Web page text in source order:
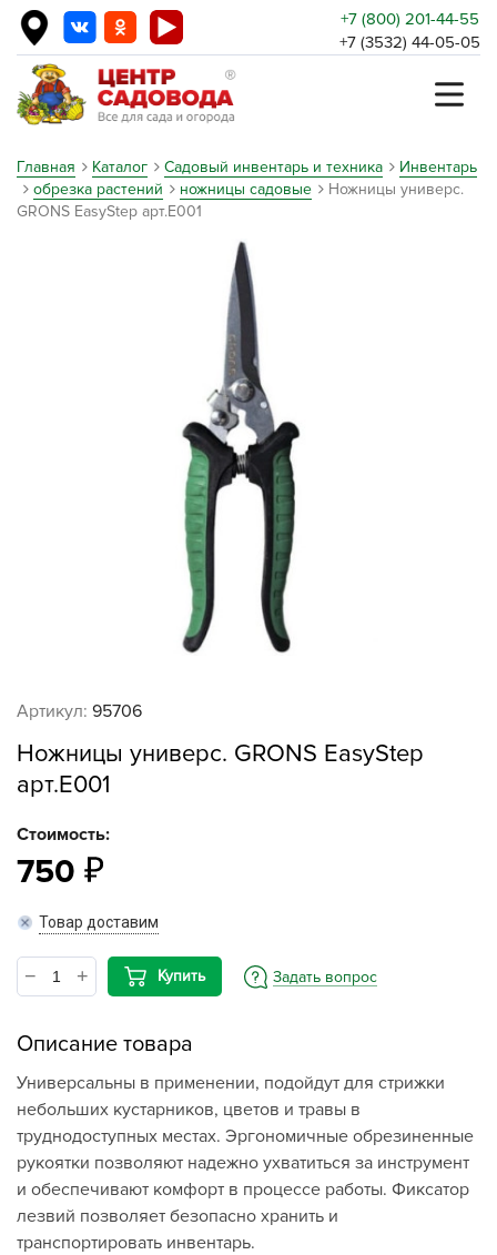
+7 (800) 201-44-55
+7 (3532) 44-05-05
Главная Каталог Садовый инвентарь и техника
Инвентарь
обрезка растений
ножницы садовые
Ножницы универс.
GRONS EasyStep арт.E001
Артикул: 95706
Ножницы универс. GRONS EasyStep
арт.E001
Стоимость:
750
Товар доставим
Купить Задать вопрос
Описание товара
Универсальны в применении, подойдут для стрижки
небольших кустарников, цветов и травы в
труднодоступных местах. Эргономичные обрезиненные
рукоятки позволяют надежно ухватиться за инструмент
и обеспечивают комфорт в процессе работы. Фиксатор
лезвий позволяет безопасно хранить и
транспортировать инвентарь.